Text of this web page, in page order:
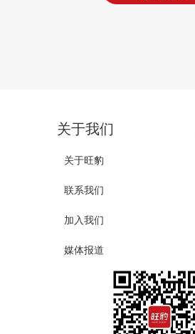
关于我们
关于旺豹
联系我们
加入我们
媒体报道